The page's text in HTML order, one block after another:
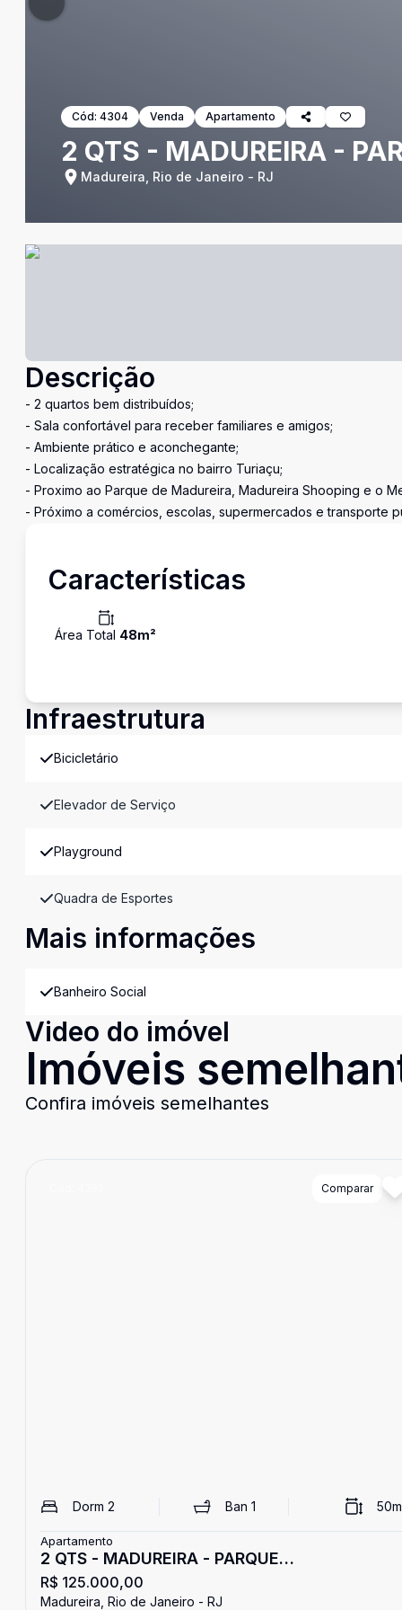
Cód: 4304 Venda Apartamento
2 QTS - MADUREIRA -
Madureira, Rio de Janeiro - RJ
Descrição
- 2 quartos bem distribuídos;
- Sala confortável para receber familiares e amigos;
- Ambiente prático e aconchegante;
- Localização estratégica no bairro Turiaçu;
- Proximo ao Parque de Madureira, Madureira Shooping e o
- Próximo a comércios, escolas, supermercados e transporte
Características
Área Total 48m²
Infraestrutura
Bicicletário
Elevador de Serviço
Playground
Quadra de Esportes
Mais informações
Banheiro Social
Video do imóvel
Imóveis
Confira imóveis semelhantes
Comparar
Dorm 2 Ban 1 50
Apartamento
2 QTS - MADUREIRA - PARQUE
MADUREIRA/MERCADÃO
R$ 125.000,00
Madureira, Rio de Janeiro - RJ